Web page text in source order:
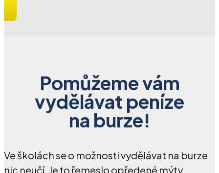
Pomůžeme vám
vydělávat peníze
na burze!
Ve školách se o možnosti vydělávat na burze
nic neučí. Je to řemeslo opředené mýty